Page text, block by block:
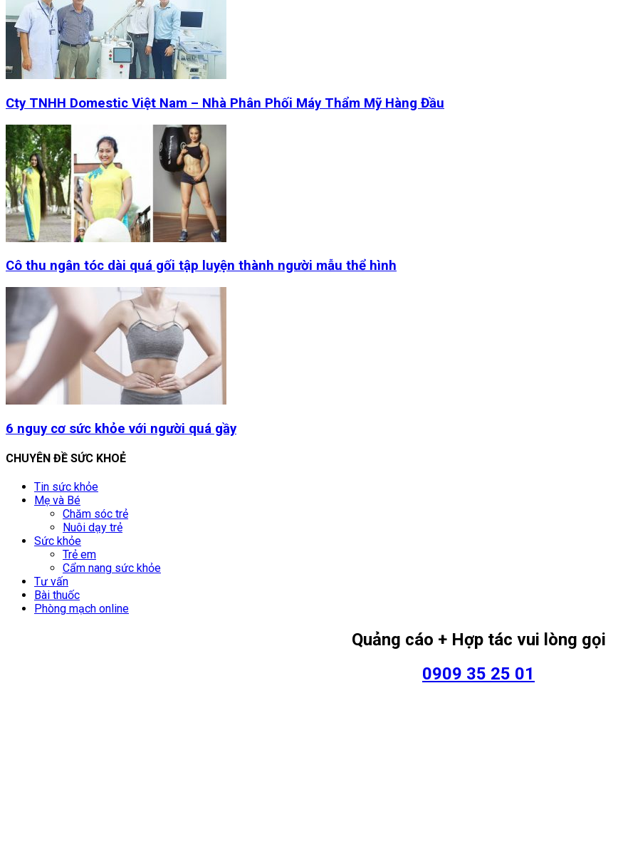
Cty TNHH Domestic Việt Nam – Nhà Phân Phối Máy Thẩm Mỹ Hàng Đầu
Cô thu ngân tóc dài quá gối tập luyện thành người mẫu thể hình
6 nguy cơ sức khỏe với người quá gầy
CHUYÊN ĐỀ SỨC KHOẺ
Tin sức khỏe
Mẹ và Bé
Chăm sóc trẻ
Nuôi dạy trẻ
Sức khỏe
Trẻ em
Cẩm nang sức khỏe
Tư vấn
Bài thuốc
Phòng mạch online
Quảng cáo + Hợp tác vui lòng gọi
0909 35 25 01